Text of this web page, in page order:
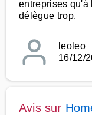
entreprises qu'à
délègue trop.
leoleo
16/12/
Avis sur